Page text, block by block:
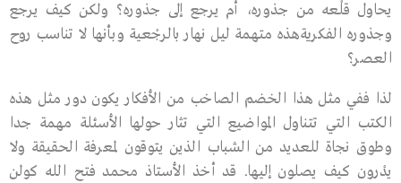
يحاول قلْعه من جذوره، أم يرجع إلى جذوره؟ ولكن كيف يرجع
وجذوره الفكريةهذه متهمة ليل نهار بالرجْعية وبأنها لا تناسب روح
العصر؟
لذا ففي مثل هذا الخضم الصاخب من الأفكار يكون دور مثل هذه
الكتب التي تتناول المواضيع التي تثار حولها الأسئلة مهمة جدا
وطوق نجاة للعديد من الشباب الذين يتوقون لمعرفة الحقيقة ولا
يدْرون كيف يصلون إليها. قد أخذ الأستاذ محمد فتح الله كولن